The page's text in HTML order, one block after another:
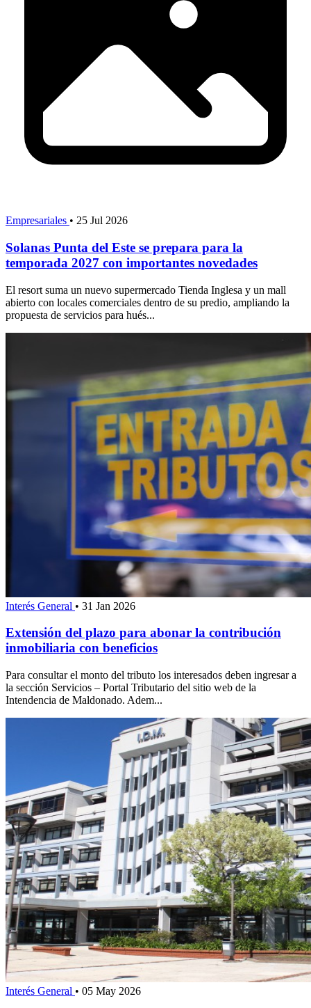
Empresariales • 25 Jul 2026
Solanas Punta del Este se prepara para la
temporada 2027 con importantes novedades
El resort suma un nuevo supermercado Tienda Inglesa y un mall
abierto con locales comerciales dentro de su predio, ampliando la
propuesta de servicios para hués...
Interés General • 31 Jan 2026
Extensión del plazo para abonar la contribución
inmobiliaria con beneficios
Para consultar el monto del tributo los interesados deben ingresar a
la sección Servicios – Portal Tributario del sitio web de la
Intendencia de Maldonado. Adem...
Interés General • 05 May 2026